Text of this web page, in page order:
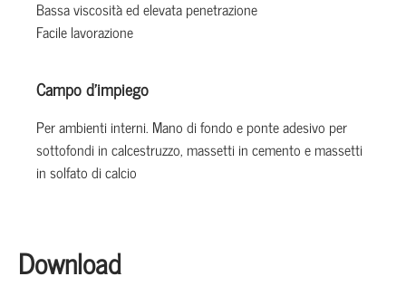
Bassa viscosità ed elevata penetrazione
Facile lavorazione
Campo d’impiego
Per ambienti interni. Mano di fondo e ponte adesivo per
sottofondi in calcestruzzo, massetti in cemento e massetti
in solfato di calcio
Download